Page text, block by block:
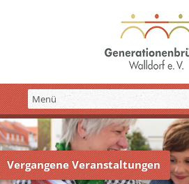
Vergangene Veranstaltungen